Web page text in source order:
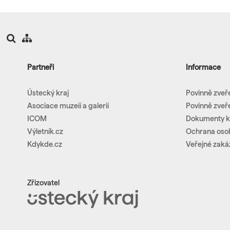
Partneři
Ústecký kraj
Asociace muzeií a galerií
ICOM
Výletník.cz
Kdykde.cz
Zřizovatel
Informace
Povinně
Povinně
Dokumenty
Ochrana
Veřejné